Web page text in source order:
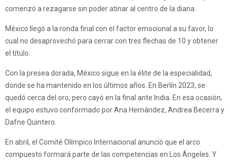
comenzó a rezagarse sin poder atinar al centro de la diana.
México llegó a la ronda final con el factor emocional a su favor, lo
cual no desaprovechó para cerrar con tres flechas de 10 y obtener
el título.
Con la presea dorada, México sigue en la élite de la especialidad,
donde se ha mantenido en los últimos años. En Berlín 2023, se
quedó cerca del oro, pero cayó en la final ante India. En esa ocasión,
el equipo estuvo conformado por Ana Hernández, Andrea Becerra y
Dafne Quintero.
En abril, el Comité Olímpico Internacional anunció que el arco
compuesto formará parte de las competencias en Los Ángeles. Y